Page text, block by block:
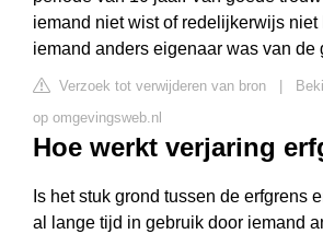
iemand niet wist of redelijkerwijs niet
iemand anders eigenaar was van de
Verzoek tot verwijderen van bron
op omgevingsweb.nl
Hoe werkt verjaring
Is het stuk grond tussen de erfgrens
al lange tijd in gebruik door iemand